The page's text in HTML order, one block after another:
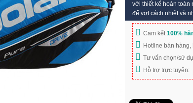
với thiết kế hoàn toàn
để vợt cách nhiệt và
Cam kết100%
Hotline bán hàng,
Tư vấn chọn/sử
Hỗ trợ trực tuyến: